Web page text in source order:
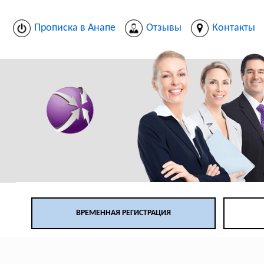
Прописка в Анапе Отзывы Контакты
ВРЕМЕННАЯ РЕГИСТРАЦИЯ